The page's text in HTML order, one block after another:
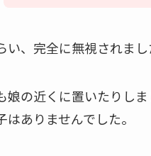
い、完全に無視されまし
娘の近くに置いたりし
はありませんでした。